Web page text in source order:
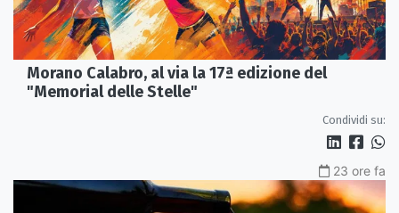
Morano Calabro, al via la 17ª edizione del
"Memorial delle Stelle"
Condividi su:
23 ore fa